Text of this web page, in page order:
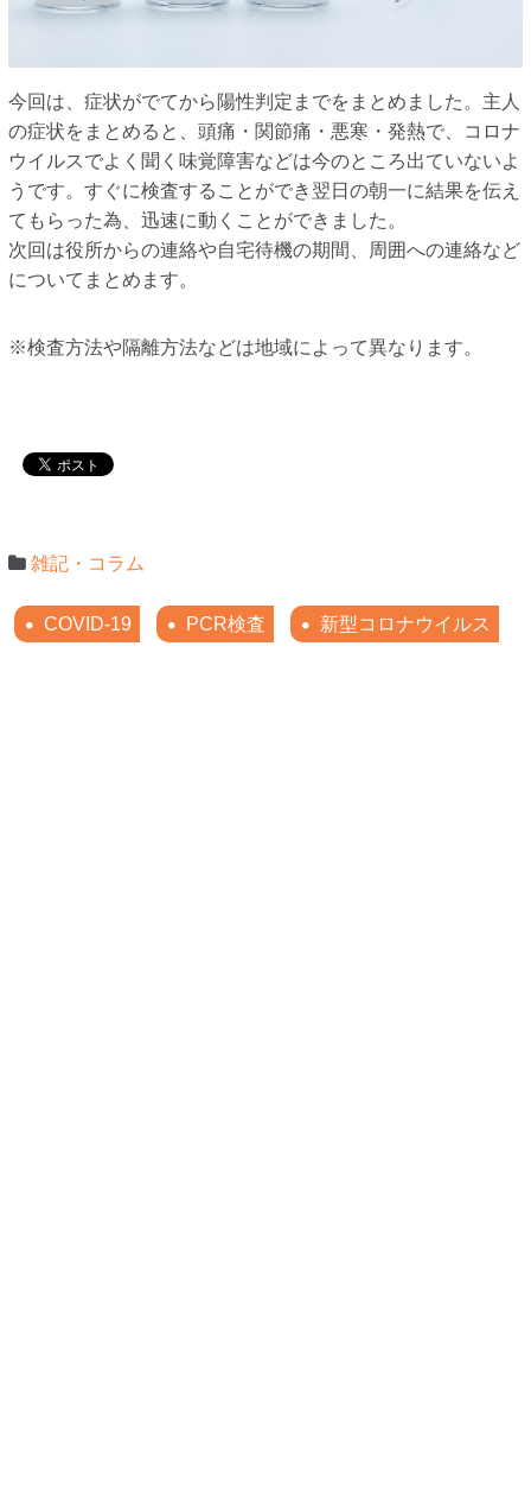
今回は、症状がでてから陽性判定までをまとめました。主人
の症状をまとめると、頭痛・関節痛・悪寒・発熱で、コロナ
ウイルスでよく聞く味覚障害などは今のところ出ていないよ
うです。すぐに検査することができ翌日の朝一に結果を伝え
てもらった為、迅速に動くことができました。
次回は役所からの連絡や自宅待機の期間、周囲への連絡など
についてまとめます。
※検査方法や隔離方法などは地域によって異なります。
雑記・コラム
COVID-19 PCR検査 新型コロナウイルス